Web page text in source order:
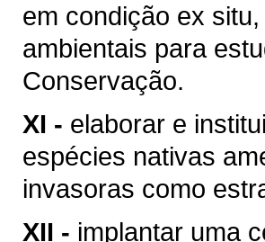
em condição ex
ambientais para
Conservação.
XI - elaborar e
espécies nativas
invasoras como
XII - implantar uma